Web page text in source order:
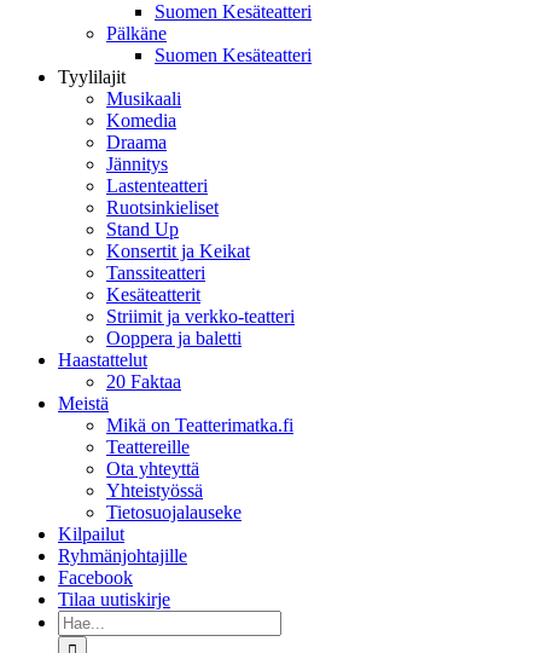
Suomen Kesäteatteri
Pälkäne
Suomen Kesäteatteri
Tyylilajit
Musikaali
Komedia
Draama
Jännitys
Lastenteatteri
Ruotsinkieliset
Stand Up
Konsertit ja Keikat
Tanssiteatteri
Kesäteatterit
Striimit ja verkko-teatteri
Ooppera ja baletti
Haastattelut
20 Faktaa
Meistä
Mikä on Teatterimatka.fi
Teattereille
Ota yhteyttä
Yhteistyössä
Tietosuojalauseke
Kilpailut
Ryhmänjohtajille
Facebook
Tilaa uutiskirje
Etsi
...